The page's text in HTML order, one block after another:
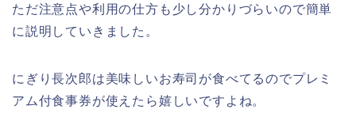
ただ注意点や利用の仕方も少し分かりづらいので簡単
に説明していきました。
にぎり長次郎は美味しいお寿司が食べてるのでプレミ
アム付食事券が使えたら嬉しいですよね。